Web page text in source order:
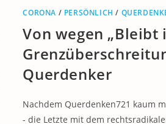
CORONA / PERSÖNLICH /
Von wegen „Bleibt
Querdenker
Nachdem Querdenken721 kaum
- die Letzte mit dem